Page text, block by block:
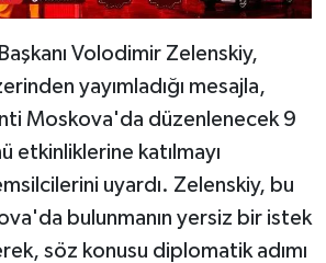
Volodimir Zelenskiy,
yayımladığı mesajla,
Moskova'da düzenlenecek 9
etkinliklerine katılmayı
uyardı. Zelenskiy, bu
bulunmanın yersiz bir istek
söz konusu diplomatik adımı